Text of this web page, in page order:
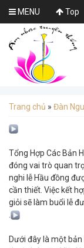
MENU Top
Trang chủ » Đàn
Tổng Hợp Các Bản
đóng vai trò quan
nghi lễ Hầu đồng
cần thiết. Việc kết
giỏi sẽ làm buổi lễ
Dưới đây là một